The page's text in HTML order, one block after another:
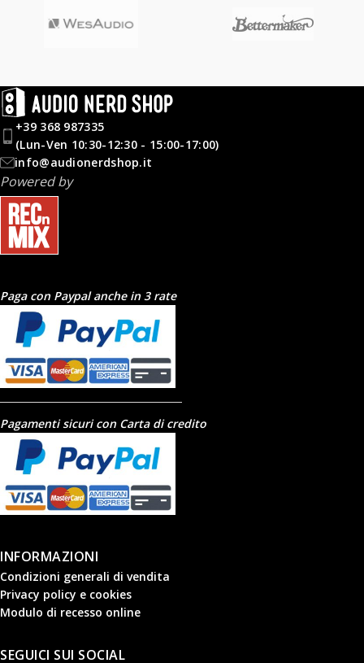
+39 368 987335
(Lun-Ven 10:30-12:30 - 15:00-17:00)
info@audionerdshop.it
Powered by
Paga con Paypal anche in 3 rate
Pagamenti sicuri con Carta di credito
INFORMAZIONI
Condizioni generali di vendita
Privacy policy e cookies
Modulo di recesso online
SEGUICI SUI SOCIAL